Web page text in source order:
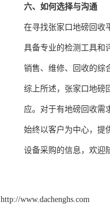
六、如何选择与沟通
在寻找张家口地磅回收
具备专业的检测工具和
销售、维修、回收的综
综上所述，张家口地磅
应。对于有地磅回收需
始终以客户为中心，提
设备采购的信息，欢迎
http://www.dachenghs.com